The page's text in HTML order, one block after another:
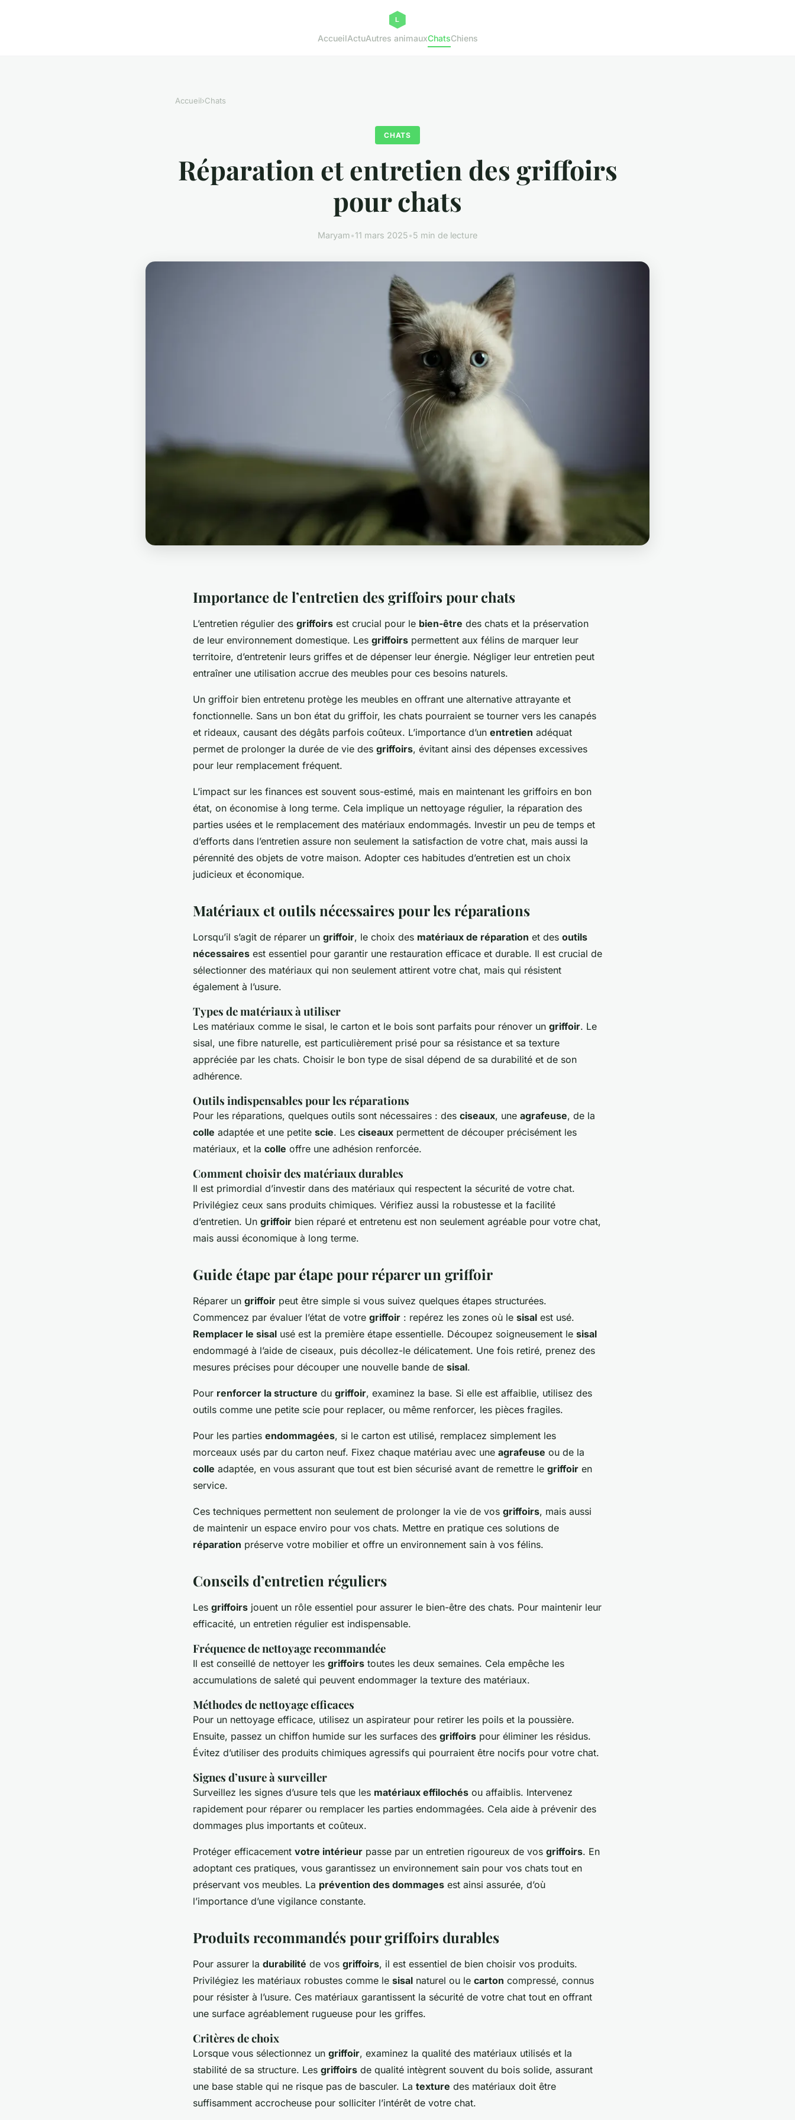
AccueilActuAutres animauxChatsChiens
Accueil›Chats
CHATS
Réparation et entretien des griffoirs
pour chats
Maryam•11 mars 2025•5 min de lecture
Importance de l’entretien des griffoirs pour chats
L’entretien régulier des griffoirs est crucial pour le bien-être des chats et la préservation
de leur environnement domestique. Les griffoirs permettent aux félins de marquer leur
territoire, d’entretenir leurs griffes et de dépenser leur énergie. Négliger leur entretien peut
entraîner une utilisation accrue des meubles pour ces besoins naturels.
Un griffoir bien entretenu protège les meubles en offrant une alternative attrayante et
fonctionnelle. Sans un bon état du griffoir, les chats pourraient se tourner vers les canapés
et rideaux, causant des dégâts parfois coûteux. L’importance d’un entretien adéquat
permet de prolonger la durée de vie des griffoirs, évitant ainsi des dépenses excessives
pour leur remplacement fréquent.
L’impact sur les finances est souvent sous-estimé, mais en maintenant les griffoirs en bon
état, on économise à long terme. Cela implique un nettoyage régulier, la réparation des
parties usées et le remplacement des matériaux endommagés. Investir un peu de temps et
d’efforts dans l’entretien assure non seulement la satisfaction de votre chat, mais aussi la
pérennité des objets de votre maison. Adopter ces habitudes d’entretien est un choix
judicieux et économique.
Matériaux et outils nécessaires pour les réparations
Lorsqu’il s’agit de réparer un griffoir, le choix des matériaux de réparation et des outils
nécessaires est essentiel pour garantir une restauration efficace et durable. Il est crucial de
sélectionner des matériaux qui non seulement attirent votre chat, mais qui résistent
également à l’usure.
Types de matériaux à utiliser
Les matériaux comme le sisal, le carton et le bois sont parfaits pour rénover un griffoir. Le
sisal, une fibre naturelle, est particulièrement prisé pour sa résistance et sa texture
appréciée par les chats. Choisir le bon type de sisal dépend de sa durabilité et de son
adhérence.
Outils indispensables pour les réparations
Pour les réparations, quelques outils sont nécessaires : des ciseaux, une agrafeuse, de la
colle adaptée et une petite scie. Les ciseaux permettent de découper précisément les
matériaux, et la colle offre une adhésion renforcée.
Comment choisir des matériaux durables
Il est primordial d’investir dans des matériaux qui respectent la sécurité de votre chat.
Privilégiez ceux sans produits chimiques. Vérifiez aussi la robustesse et la facilité
d’entretien. Un griffoir bien réparé et entretenu est non seulement agréable pour votre chat,
mais aussi économique à long terme.
Guide étape par étape pour réparer un griffoir
Réparer un griffoir peut être simple si vous suivez quelques étapes structurées.
Commencez par évaluer l’état de votre griffoir : repérez les zones où le sisal est usé.
Remplacer le sisal usé est la première étape essentielle. Découpez soigneusement le sisal
endommagé à l’aide de ciseaux, puis décollez-le délicatement. Une fois retiré, prenez des
mesures précises pour découper une nouvelle bande de sisal.
Pour renforcer la structure du griffoir, examinez la base. Si elle est affaiblie, utilisez des
outils comme une petite scie pour replacer, ou même renforcer, les pièces fragiles.
Pour les parties endommagées, si le carton est utilisé, remplacez simplement les
morceaux usés par du carton neuf. Fixez chaque matériau avec une agrafeuse ou de la
colle adaptée, en vous assurant que tout est bien sécurisé avant de remettre le griffoir en
service.
Ces techniques permettent non seulement de prolonger la vie de vos griffoirs, mais aussi
de maintenir un espace enviro pour vos chats. Mettre en pratique ces solutions de
réparation préserve votre mobilier et offre un environnement sain à vos félins.
Conseils d’entretien réguliers
Les griffoirs jouent un rôle essentiel pour assurer le bien-être des chats. Pour maintenir leur
efficacité, un entretien régulier est indispensable.
Fréquence de nettoyage recommandée
Il est conseillé de nettoyer les griffoirs toutes les deux semaines. Cela empêche les
accumulations de saleté qui peuvent endommager la texture des matériaux.
Méthodes de nettoyage efficaces
Pour un nettoyage efficace, utilisez un aspirateur pour retirer les poils et la poussière.
Ensuite, passez un chiffon humide sur les surfaces des griffoirs pour éliminer les résidus.
Évitez d’utiliser des produits chimiques agressifs qui pourraient être nocifs pour votre chat.
Signes d’usure à surveiller
Surveillez les signes d’usure tels que les matériaux effilochés ou affaiblis. Intervenez
rapidement pour réparer ou remplacer les parties endommagées. Cela aide à prévenir des
dommages plus importants et coûteux.
Protéger efficacement votre intérieur passe par un entretien rigoureux de vos griffoirs. En
adoptant ces pratiques, vous garantissez un environnement sain pour vos chats tout en
préservant vos meubles. La prévention des dommages est ainsi assurée, d’où
l’importance d’une vigilance constante.
Produits recommandés pour griffoirs durables
Pour assurer la durabilité de vos griffoirs, il est essentiel de bien choisir vos produits.
Privilégiez les matériaux robustes comme le sisal naturel ou le carton compressé, connus
pour résister à l’usure. Ces matériaux garantissent la sécurité de votre chat tout en offrant
une surface agréablement rugueuse pour les griffes.
Critères de choix
Lorsque vous sélectionnez un griffoir, examinez la qualité des matériaux utilisés et la
stabilité de sa structure. Les griffoirs de qualité intègrent souvent du bois solide, assurant
une base stable qui ne risque pas de basculer. La texture des matériaux doit être
suffisamment accrocheuse pour solliciter l’intérêt de votre chat.